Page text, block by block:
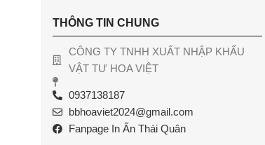
THÔNG TIN CHUNG
CÔNG TY TNHH XUẤT NHẬP KHẨU
VẬT TƯ HOA VIỆT
0937138187
bbhoaviet2024@gmail.com
Fanpage In Ấn Thái Quân